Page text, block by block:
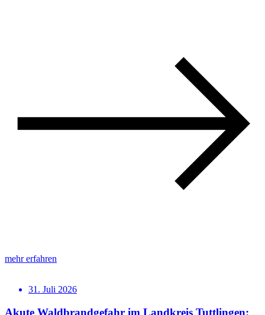
mehr erfahren
31. Juli 2026
Akute Waldbrandgefahr im Landkreis Tuttlingen: